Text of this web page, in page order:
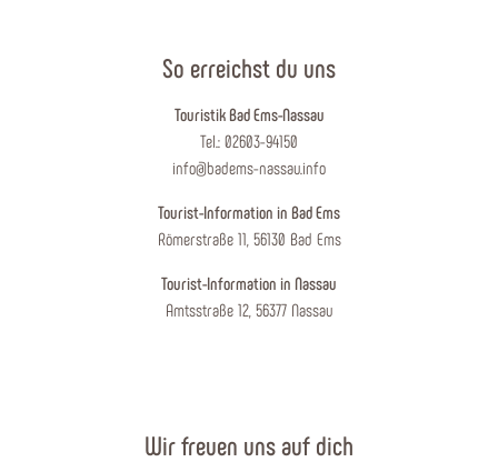
So erreichst du uns
Touristik Bad Ems-Nassau
Tel.: 02603-94150
info@badems-nassau.info
Tourist-Information in Bad Ems
Römerstraße 11, 56130 Bad Ems
Tourist-Information in Nassau
Amtsstraße 12, 56377 Nassau
Wir freuen uns auf dich